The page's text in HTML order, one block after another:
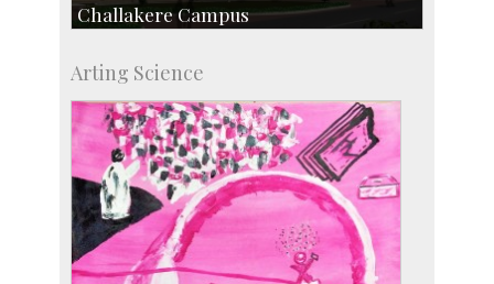
Challakere Campus
Talent Development Centre
Campus Development
Arting Science